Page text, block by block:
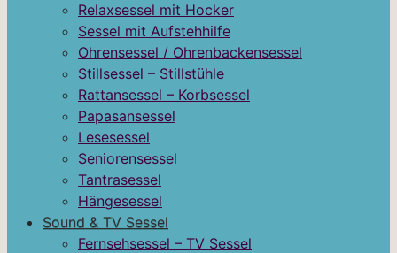
Relaxsessel mit Hocker
Sessel mit Aufstehhilfe
Ohrensessel / Ohrenbackensessel
Stillsessel – Stillstühle
Rattansessel – Korbsessel
Papasansessel
Lesesessel
Seniorensessel
Tantrasessel
Hängesessel
Sound & TV Sessel
Fernsehsessel – TV Sessel